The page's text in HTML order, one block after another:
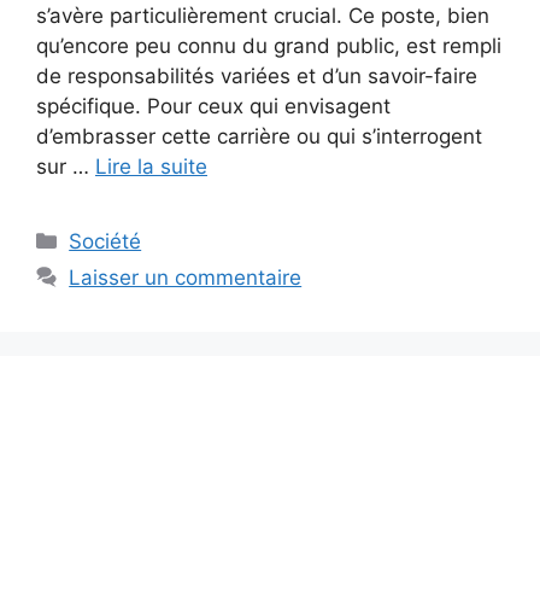
s’avère particulièrement crucial. Ce poste, bien
qu’encore peu connu du grand public, est rempli
de responsabilités variées et d’un savoir-faire
spécifique. Pour ceux qui envisagent
d’embrasser cette carrière ou qui s’interrogent
sur … Lire la suite
Catégories
Société
Laisser un commentaire